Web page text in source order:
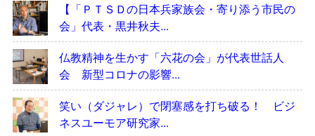
【「ＰＴＳＤの日本兵家族会・寄り添う市民の
会」代表・黒井秋夫...
仏教精神を生かす「六花の会」が代表世話人
会 新型コロナの影響...
笑い（ダジャレ）で閉塞感を打ち破る！ ビジ
ネスユーモア研究家...